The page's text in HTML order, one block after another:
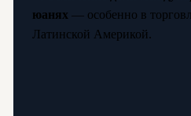
юанях — особенно в
Латинской Америкой.